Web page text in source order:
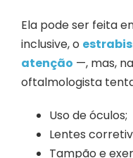
Ela pode ser feita
inclusive, o
atenção —, mas,
oftalmologista
Uso de óculos;
Lentes
Tampão e